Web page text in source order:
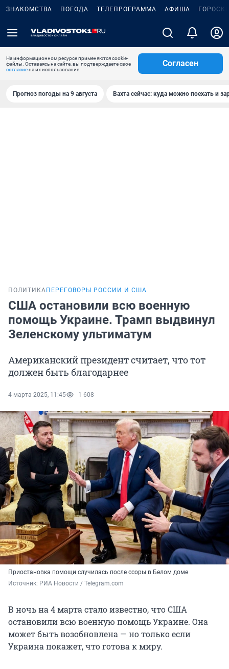
ЗНАКОМСТВА ПОГОДА ТЕЛЕПРОГРАММА АФИША
На информационном ресурсе применяются cookie-
файлы. Оставаясь на сайте, вы подтверждаете свое
согласиена их использование.
Согласен
Прогноз погоды на 9 августа Вахта сейчас: куда можно поехать и
ПОЛИТИКА ПЕРЕГОВОРЫ РОССИИ И США
США остановили всю военную
помощь Украине. Трамп выдвинул
Зеленскому ультиматум
Американский президент считает, что тот
должен быть благодарнее
4 марта 2025, 11:45 1 608
Приостановка помощи случилась после ссоры в Белом доме
Источник: РИА Новости / Telegram.com
В ночь на 4 марта стало известно, что США
остановили всю военную помощь Украине. Она
может быть возобновлена — но только если
Украина покажет, что готова к миру.